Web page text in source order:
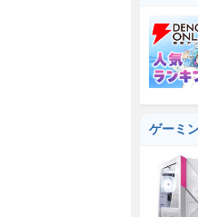
ゲーミ